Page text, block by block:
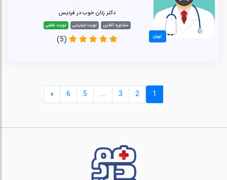
تهران
دکتر زنان خوب در فردیس
مشاوره آنلاین نوبت اینترنتی نوبت تلفنی
(5)
1
2
3
...
5
6
»